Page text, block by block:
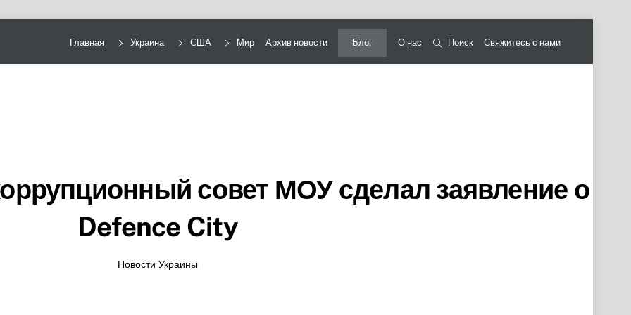
Главная Украина США Мир Архив новости Блог О нас Поиск Свяжитесь с нами
совет МОУ сделал заявление о
Defence City
Новости Украины